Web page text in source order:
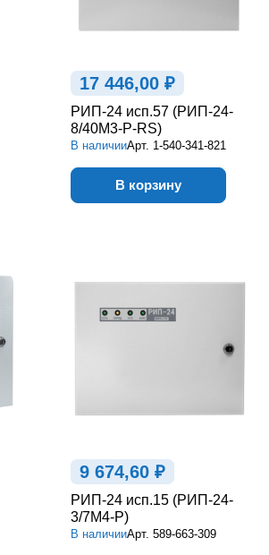
17 446,00 ₽
РИП-24 исп.57 (РИП-24-
8/40М3-Р-RS)
В наличииАрт. 1-540-341-821
В корзину
9 674,60 ₽
РИП-24 исп.15 (РИП-24-
3/7М4-Р)
В наличииАрт. 589-663-309